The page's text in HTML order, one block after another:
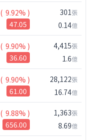
( 9.92% )
47.05
301張
0.14億
( 9.90% )
36.60
4,415張
1.6億
( 9.90% )
61.00
28,122張
16.74億
( 9.88% )
656.00
1,363張
8.69億